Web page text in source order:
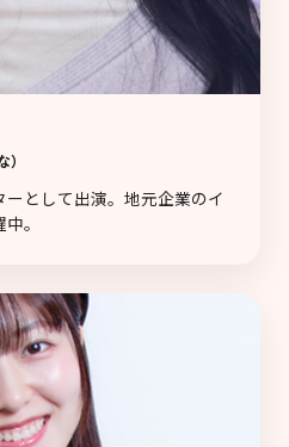
）
として出演。地元企業のイ
。